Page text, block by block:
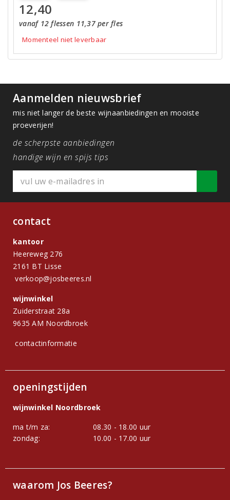
12,40
vanaf 12 flessen 11,37 per fles
Momenteel niet leverbaar
Aanmelden nieuwsbrief
mis niet langer de beste wijnaanbiedingen en mooiste
proeverijen!
de scherpste aanbiedingen
handige wijn en spijs tips
contact
kantoor
Heereweg 276
2161 BT Lisse
verkoop@josbeeres.nl
wijnwinkel
Zuiderstraat 28a
9635 AM Noordbroek
contactinformatie
openingstijden
wijnwinkel Noordbroek
ma t/m za:
08.30 - 18.00 uur
zondag:
10.00 - 17.00 uur
waarom Jos Beeres?